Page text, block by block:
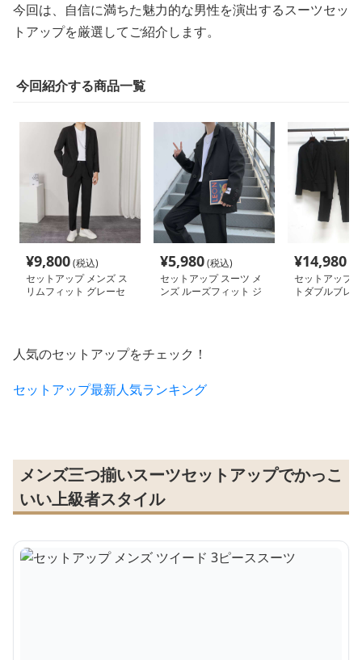
今回は、自信に満ちた魅力的な男性を演出するスーツセッ
トアップを厳選してご紹介します。
今回紹介する商品一覧
¥9,800(税込)
セットアップ メンズ ス
リムフィット グレーセ
¥5,980(税込)
セットアップ スーツ メ
ンズ ルーズフィット ジ
¥14,980
セットアップ
トダブルブレ
人気のセットアップをチェック！
セットアップ最新人気ランキング
メンズ三つ揃いスーツセットアップでかっこ
いい上級者スタイル